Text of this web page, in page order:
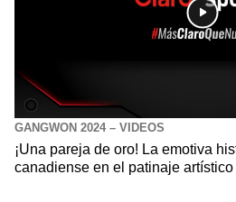
GANGWON 2024 – VIDEOS
¡Una pareja de oro! La emotiva
canadiense en el patinaje artístico